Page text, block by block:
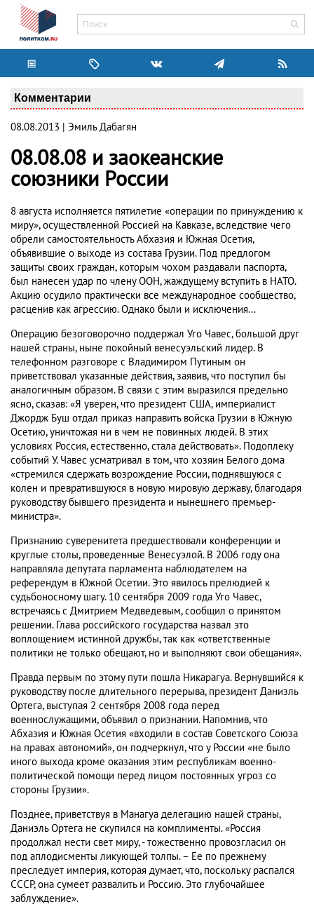
Комментарии
08.08.2013 | Эмиль Дабагян
08.08.08 и заокеанские
союзники России
8 августа исполняется пятилетие «операции по принуждению к
миру», осуществленной Россией на Кавказе, вследствие чего
обрели самостоятельность Абхазия и Южная Осетия,
объявившие о выходе из состава Грузии. Под предлогом
защиты своих граждан, которым чохом раздавали паспорта,
был нанесен удар по члену ООН, жаждущему вступить в НАТО.
Акцию осудило практически все международное сообщество,
расценив как агрессию. Однако были и исключения…
Операцию безоговорочно поддержал Уго Чавес, большой друг
нашей страны, ныне покойный венесуэльский лидер. В
телефонном разговоре с Владимиром Путиным он
приветствовал указанные действия, заявив, что поступил бы
аналогичным образом. В связи с этим выразился предельно
ясно, сказав: «Я уверен, что президент США, империалист
Джордж Буш отдал приказ направить войска Грузии в Южную
Осетию, уничтожая ни в чем не повинных людей. В этих
условиях Россия, естественно, стала действовать». Подоплеку
событий У. Чавес усматривал в том, что хозяин Белого дома
«стремился сдержать возрождение России, поднявшуюся с
колен и превратившуюся в новую мировую державу, благодаря
руководству бывшего президента и нынешнего премьер-
министра».
Признанию суверенитета предшествовали конференции и
круглые столы, проведенные Венесуэлой. В 2006 году она
направляла депутата парламента наблюдателем на
референдум в Южной Осетии. Это явилось прелюдией к
судьбоносному шагу. 10 сентября 2009 года Уго Чавес,
встречаясь с Дмитрием Медведевым, сообщил о принятом
решении. Глава российского государства назвал это
воплощением истинной дружбы, так как «ответственные
политики не только обещают, но и выполняют свои обещания».
Правда первым по этому пути пошла Никарагуа. Вернувшийся к
руководству после длительного перерыва, президент Данизль
Ортега, выступая 2 сентября 2008 года перед
военнослужащими, объявил о признании. Напомнив, что
Абхазия и Южная Осетия «входили в состав Советского Союза
на правах автономий», он подчеркнул, что у России «не было
иного выхода кроме оказания этим республикам военно-
политической помощи перед лицом постоянных угроз со
стороны Грузии».
Позднее, приветствуя в Манагуа делегацию нашей страны,
Даниэль Ортега не скупился на комплименты. «Россия
продолжал нести свет миру, - тожественно провозгласил он
под аплодисменты ликующей толпы. – Ее по прежнему
преследует империя, которая думает, что, поскольку распался
СССР, она сумеет развалить и Россию. Это глубочайшее
заблуждение».